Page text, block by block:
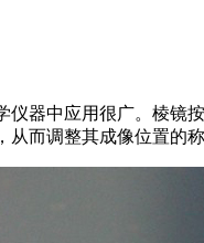
器中应用很广。棱
而调整其成像位置的